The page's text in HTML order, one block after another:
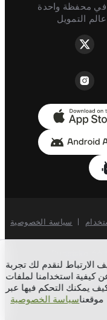
سياسة الخصوصية
محفوظة ©2018-
2026
الارتباط لنقدم لك تجربة
كيفية استخدامنا لملفات
يمكنك التحكم فيها عبر
موقعناسياسة الخصوصية